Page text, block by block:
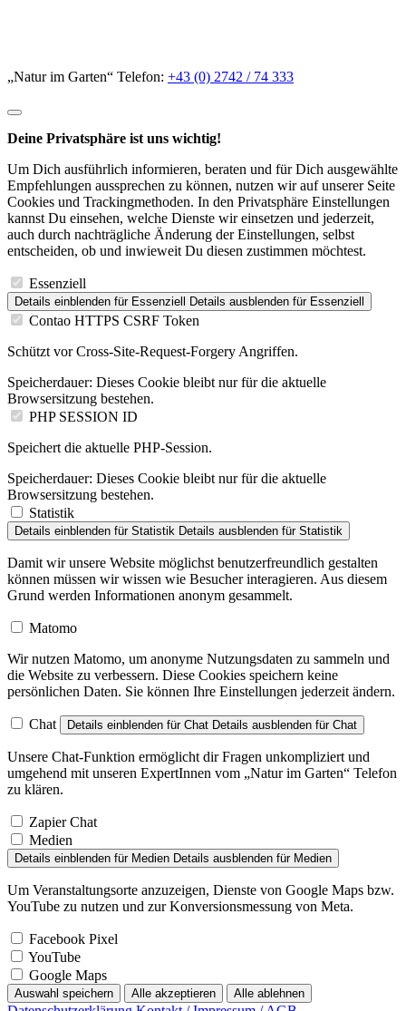
„Natur im Garten“ Telefon: +43 (0) 2742 / 74 333
Deine Privatsphäre ist uns wichtig!
Um Dich ausführlich informieren, beraten und für Dich ausgewählte
Empfehlungen aussprechen zu können, nutzen wir auf unserer Seite
Cookies und Trackingmethoden. In den Privatsphäre Einstellungen
kannst Du einsehen, welche Dienste wir einsetzen und jederzeit,
auch durch nachträgliche Änderung der Einstellungen, selbst
entscheiden, ob und inwieweit Du diesen zustimmen möchtest.
Essenziell
Details einblenden für Essenziell Details ausblenden für Essenziell
Contao HTTPS CSRF Token
Schützt vor Cross-Site-Request-Forgery Angriffen.
Speicherdauer: Dieses Cookie bleibt nur für die aktuelle
Browsersitzung bestehen.
PHP SESSION ID
Speichert die aktuelle PHP-Session.
Speicherdauer: Dieses Cookie bleibt nur für die aktuelle
Browsersitzung bestehen.
Statistik
Details einblenden für Statistik Details ausblenden für Statistik
Damit wir unsere Website möglichst benutzerfreundlich gestalten
können müssen wir wissen wie Besucher interagieren. Aus diesem
Grund werden Informationen anonym gesammelt.
Matomo
Wir nutzen Matomo, um anonyme Nutzungsdaten zu sammeln und
die Website zu verbessern. Diese Cookies speichern keine
persönlichen Daten. Sie können Ihre Einstellungen jederzeit ändern.
Chat Details einblenden für Chat Details ausblenden für Chat
Unsere Chat-Funktion ermöglicht dir Fragen unkompliziert und
umgehend mit unseren ExpertInnen vom „Natur im Garten“ Telefon
zu klären.
Zapier Chat
Medien
Details einblenden für Medien Details ausblenden für Medien
Um Veranstaltungsorte anzuzeigen, Dienste von Google Maps bzw.
YouTube zu nutzen und zur Konversionsmessung von Meta.
Facebook Pixel
YouTube
Google Maps
Auswahl speichern Alle akzeptieren Alle ablehnen